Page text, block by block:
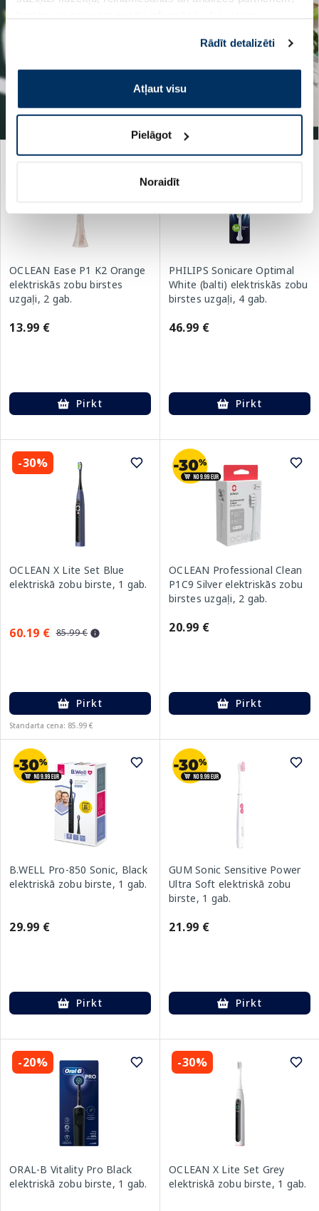
pakalpojumus. Ja piekrītat šo papildu sīkdatņu
izmantošanai, lūdzu, atzīmējiet savu izvēli:
Rādīt detalizēti
Atļaut visu
Pielāgot
Noraidīt
OCLEAN Ease P1 K2 Orange
elektriskās zobu birstes
uzgaļi, 2 gab.
13.99 €
Pirkt
PHILIPS Sonicare Optimal
White (balti) elektriskās zobu
birstes uzgaļi, 4 gab.
46.99 €
Pirkt
-30%
OCLEAN X Lite Set Blue
elektriskā zobu birste, 1 gab.
60.19 € 85.99 €
Pirkt
Standarta cena: 85.99 €
OCLEAN Professional Clean
P1C9 Silver elektriskās zobu
birstes uzgaļi, 2 gab.
20.99 €
Pirkt
B.WELL Pro-850 Sonic, Black
elektriskā zobu birste, 1 gab.
29.99 €
Pirkt
GUM Sonic Sensitive Power
Ultra Soft elektriskā zobu
birste, 1 gab.
21.99 €
Pirkt
-20%
ORAL-B Vitality Pro Black
elektriskā zobu birste, 1 gab.
-30%
OCLEAN X Lite Set Grey
elektriskā zobu birste, 1 gab.